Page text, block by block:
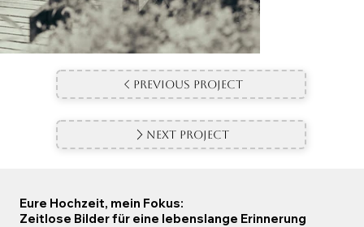
Previous Project
Next Project
Eure Hochzeit, mein Fokus:
Zeitlose Bilder für eine lebenslange Erinnerung